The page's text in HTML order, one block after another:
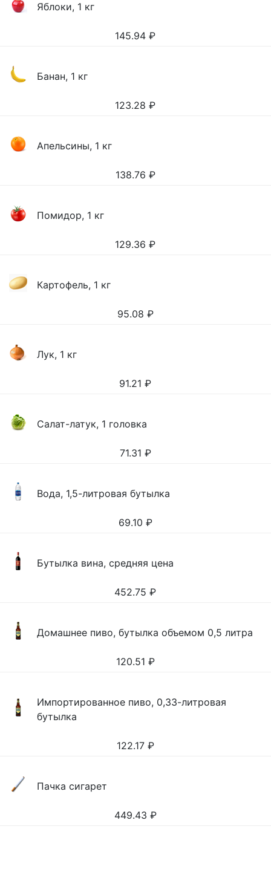
Яблоки, 1 кг
145.94 ₽
Банан, 1 кг
123.28 ₽
Апельсины, 1 кг
138.76 ₽
Помидор, 1 кг
129.36 ₽
Картофель, 1 кг
95.08 ₽
Лук, 1 кг
91.21 ₽
Салат-латук, 1 головка
71.31 ₽
Вода, 1,5-литровая бутылка
69.10 ₽
Бутылка вина, средняя цена
452.75 ₽
Домашнее пиво, бутылка объемом 0,5 литра
120.51 ₽
Импортированное пиво, 0,33-литровая
бутылка
122.17 ₽
Пачка сигарет
449.43 ₽